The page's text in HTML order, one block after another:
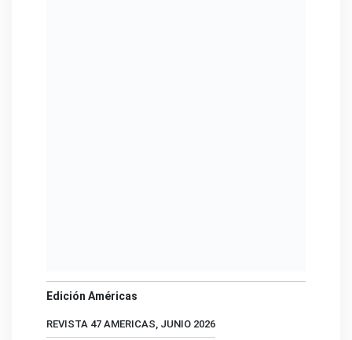
Edición Américas
REVISTA 47 AMERICAS, JUNIO 2026